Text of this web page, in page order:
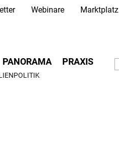
Webinare Marktplatz
PANORAMA PRAXIS